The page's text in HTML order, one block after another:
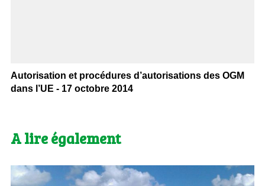
Autorisation et procédures d’autorisations des OGM
dans l’UE - 17 octobre 2014
A lire également